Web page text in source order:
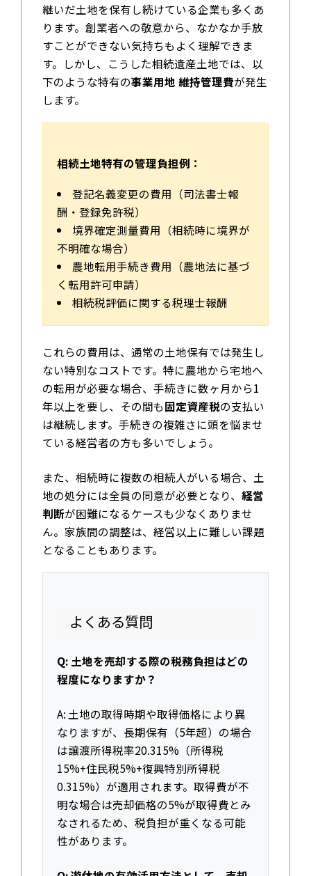
継いだ土地を保有し続けている企業も多くあ
ります。創業者への敬意から、なかなか手放
すことができない気持ちもよく理解できま
す。しかし、こうした相続遺産土地では、以
下のような特有の事業用地 維持管理費が発生
します。
相続土地特有の管理負担例：
登記名義変更の費用（司法書士報
酬・登録免許税）
境界確定測量費用（相続時に境界が
不明確な場合）
農地転用手続き費用（農地法に基づ
く転用許可申請）
相続税評価に関する税理士報酬
これらの費用は、通常の土地保有では発生し
ない特別なコストです。特に農地から宅地へ
の転用が必要な場合、手続きに数ヶ月から1
年以上を要し、その間も固定資産税の支払い
は継続します。手続きの複雑さに頭を悩ませ
ている経営者の方も多いでしょう。
また、相続時に複数の相続人がいる場合、土
地の処分には全員の同意が必要となり、 経営
判断が困難になるケースも少なくありませ
ん。家族間の調整は、経営以上に難しい課題
となることもあります。
よくある質問
Q: 土地を売却する際の税務負担はどの
程度になりますか？
A: 土地の取得時期や取得価格により異
なりますが、長期保有（5年超）の場合
は譲渡所得税率20.315%（所得税
15%+住民税5%+復興特別所得税
0.315%）が適用されます。取得費が不
明な場合は売却価格の5%が取得費とみ
なされるため、税負担が重くなる可能
性があります。